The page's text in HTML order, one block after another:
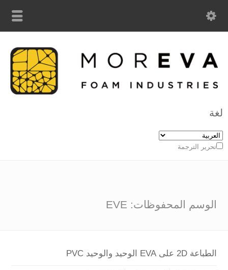
لغة
تحرير الترجمة
الوسم المحفوظات: EVE
الطباعة 2D على EVA الوحيد والوحيد PVC